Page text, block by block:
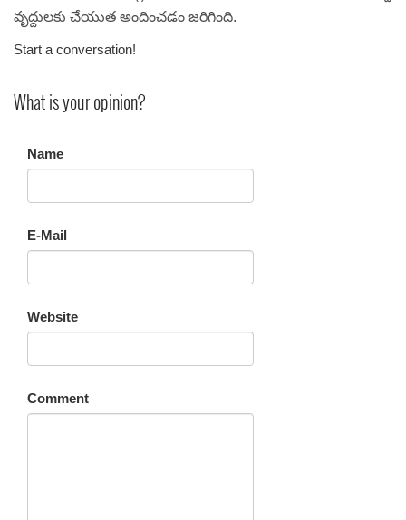
వృద్దులకు చేయుత అందించడం జరిగింది.
Start a conversation!
What is your opinion?
Name
E-Mail
Website
Comment